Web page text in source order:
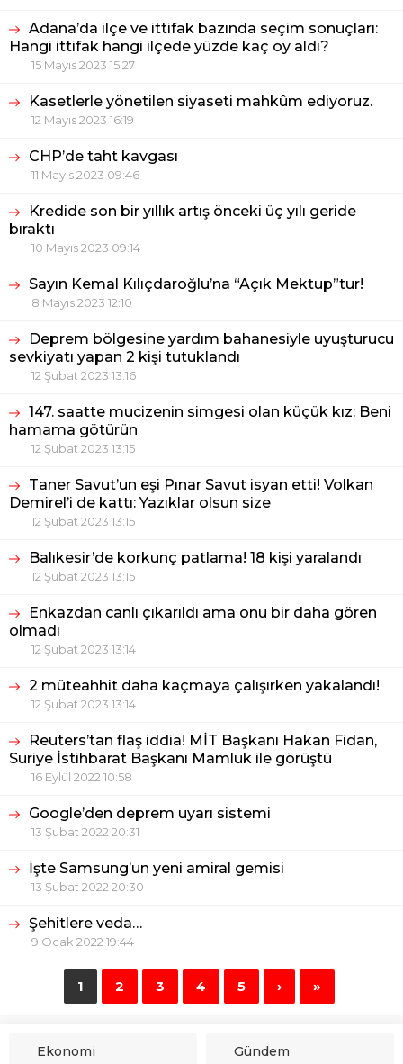
Adana’da ilçe ve ittifak bazında seçim sonuçları:
Hangi ittifak hangi ilçede yüzde kaç oy aldı?
15 Mayıs 2023 15:27
Kasetlerle yönetilen siyaseti mahkûm ediyoruz.
12 Mayıs 2023 16:19
CHP’de taht kavgası
11 Mayıs 2023 09:46
Kredide son bir yıllık artış önceki üç yılı geride
bıraktı
10 Mayıs 2023 09:14
Sayın Kemal Kılıçdaroğlu’na “Açık Mektup”tur!
8 Mayıs 2023 12:10
Deprem bölgesine yardım bahanesiyle uyuşturucu
sevkiyatı yapan 2 kişi tutuklandı
12 Şubat 2023 13:16
147. saatte mucizenin simgesi olan küçük kız: Beni
hamama götürün
12 Şubat 2023 13:15
Taner Savut’un eşi Pınar Savut isyan etti! Volkan
Demirel’i de kattı: Yazıklar olsun size
12 Şubat 2023 13:15
Balıkesir’de korkunç patlama! 18 kişi yaralandı
12 Şubat 2023 13:15
Enkazdan canlı çıkarıldı ama onu bir daha gören
olmadı
12 Şubat 2023 13:14
2 müteahhit daha kaçmaya çalışırken yakalandı!
12 Şubat 2023 13:14
Reuters’tan flaş iddia! MİT Başkanı Hakan Fidan,
Suriye İstihbarat Başkanı Mamluk ile görüştü
16 Eylül 2022 10:58
Google’den deprem uyarı sistemi
13 Şubat 2022 20:31
İşte Samsung’un yeni amiral gemisi
13 Şubat 2022 20:30
Şehitlere veda…
9 Ocak 2022 19:44
1 2 3 4 5 › »
Ekonomi Gündem